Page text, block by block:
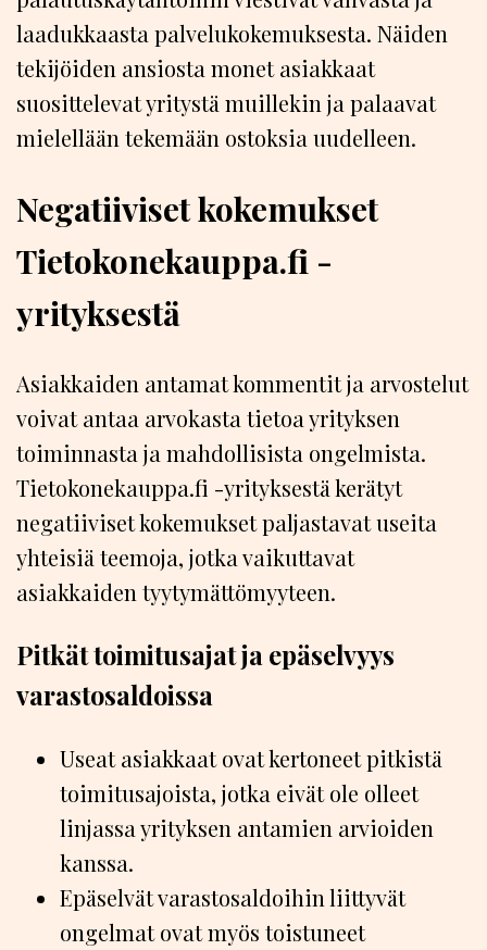
laadukkaasta palvelukokemuksesta. Näiden
tekijöiden ansiosta monet asiakkaat
suosittelevat yritystä muillekin ja palaavat
mielellään tekemään ostoksia uudelleen.
Negatiiviset kokemukset
Tietokonekauppa.fi -
yrityksestä
Asiakkaiden antamat kommentit ja arvostelut
voivat antaa arvokasta tietoa yrityksen
toiminnasta ja mahdollisista ongelmista.
Tietokonekauppa.fi -yrityksestä kerätyt
negatiiviset kokemukset paljastavat useita
yhteisiä teemoja, jotka vaikuttavat
asiakkaiden tyytymättömyyteen.
Pitkät toimitusajat ja epäselvyys
varastosaldoissa
Useat asiakkaat ovat kertoneet pitkistä
toimitusajoista, jotka eivät ole olleet
linjassa yrityksen antamien arvioiden
kanssa.
Epäselvät varastosaldoihin liittyvät
ongelmat ovat myös toistuneet